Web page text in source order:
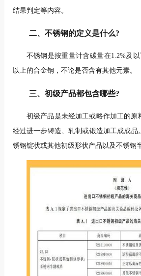
结果判定等内容。
二、不锈钢的定义是什么?
不锈钢是按重量计含碳量在1.2%及
以上的合金钢，不论是否含有其他元素。
三、初级产品都包含哪些?
初级产品是未经加工或略作加工的原
经过进一步铸造、轧制或锻造加工成成品
锈钢锭状或其他初级形状产品以及不锈钢